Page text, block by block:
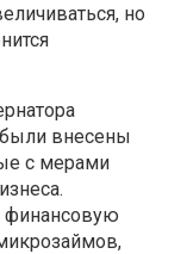
но
внесены
с мерами
финансовую